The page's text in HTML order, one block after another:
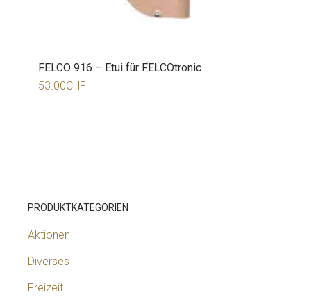
FELCO 916 – Etui für FELCOtronic
53.00CHF
PRODUKTKATEGORIEN
Aktionen
Diverses
Freizeit